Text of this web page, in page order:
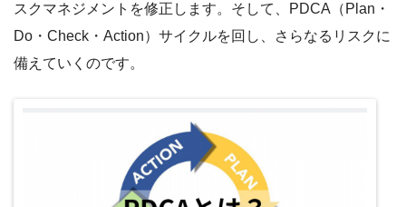
スクマネジメントを修正します。そして、PDCA（Plan・
Do・Check・Action）サイクルを回し、さらなるリスクに
備えていくのです。